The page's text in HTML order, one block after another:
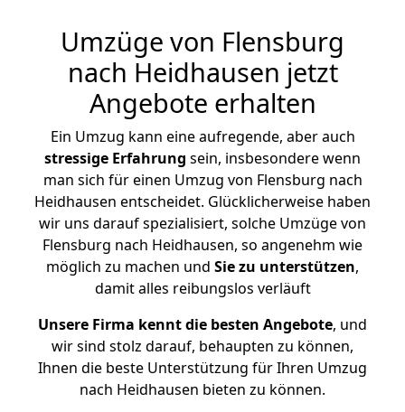
Umzüge von Flensburg
nach Heidhausen jetzt
Angebote erhalten
Ein Umzug kann eine aufregende, aber auch
stressige Erfahrung sein, insbesondere wenn
man sich für einen Umzug von Flensburg nach
Heidhausen entscheidet. Glücklicherweise haben
wir uns darauf spezialisiert, solche Umzüge von
Flensburg nach Heidhausen, so angenehm wie
möglich zu machen und Sie zu unterstützen,
damit alles reibungslos verläuft
Unsere Firma kennt die besten Angebote, und
wir sind stolz darauf, behaupten zu können,
Ihnen die beste Unterstützung für Ihren Umzug
nach Heidhausen bieten zu können.